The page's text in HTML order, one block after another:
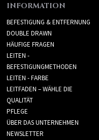
INFORMATION
BEFESTIGUNG & ENTFERNUNG
DOUBLE DRAWN
HÄUFIGE FRAGEN
LEITEN -
BEFESTIGUNGMETHODEN
LEITEN - FARBE
LEITFADEN – WÄHLE DIE
QUALITÄT
PFLEGE
ÜBER DAS UNTERNEHMEN
NEWSLETTER